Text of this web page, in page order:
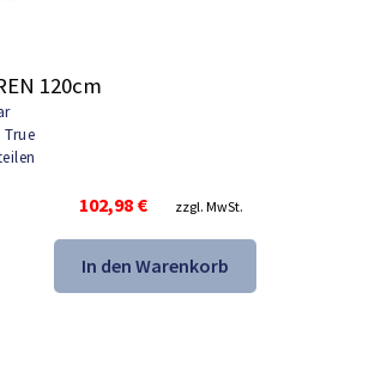
120cm
Ursprünglicher
Preis
war:
167,39 €
102,98 €
Aktueller
Preis
ist:
102,98 €.
zzgl. MwSt.
In den Warenkorb